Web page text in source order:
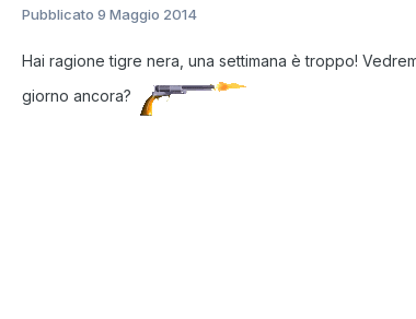
Pubblicato 9 Maggio 2014
Hai ragione tigre nera, una settimana è troppo!
giorno ancora?